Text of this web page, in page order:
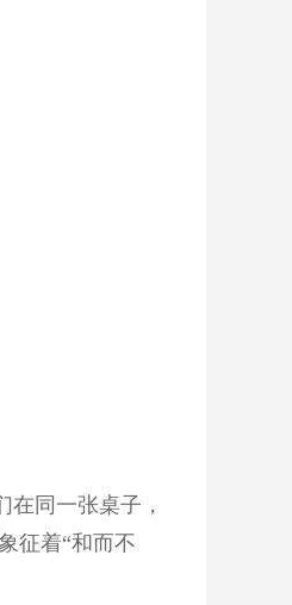
同一张桌子，
征着“和而不